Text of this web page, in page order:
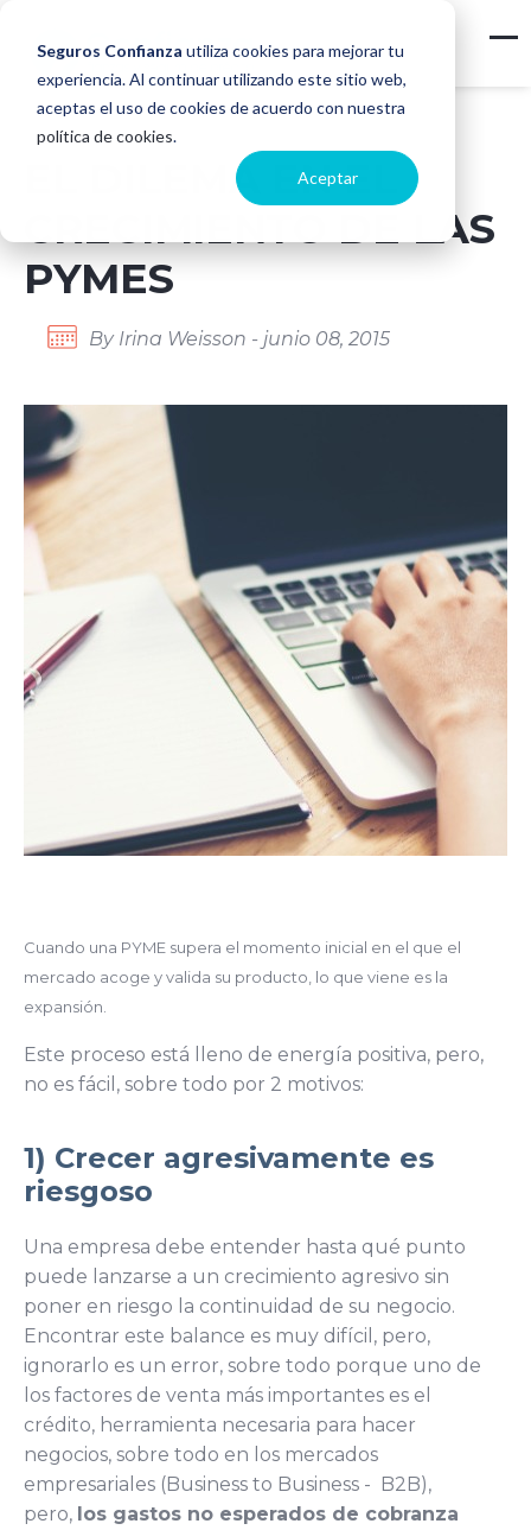
Seguros Confianza utiliza cookies para mejorar tu
experiencia. Al continuar utilizando este sitio web,
aceptas el uso de cookies de acuerdo con nuestra
política de cookies.
Aceptar
EL DILEMA EN EL
CRECIMIENTO DE LAS
PYMES
By Irina Weisson - junio 08, 2015
Cuando una PYME supera el momento inicial en el que el
mercado acoge y valida su producto, lo que viene es la
expansión.
Este proceso está lleno de energía positiva, pero,
no es fácil, sobre todo por 2 motivos:
1) Crecer agresivamente es
riesgoso
Una empresa debe entender hasta qué punto
puede lanzarse a un crecimiento agresivo sin
poner en riesgo la continuidad de su negocio.
Encontrar este balance es muy difícil, pero,
ignorarlo es un error, sobre todo porque uno de
los factores de venta más importantes es el
crédito, herramienta necesaria para hacer
negocios, sobre todo en los mercados
empresariales (Business to Business - B2B),
pero, los gastos no esperados de cobranza